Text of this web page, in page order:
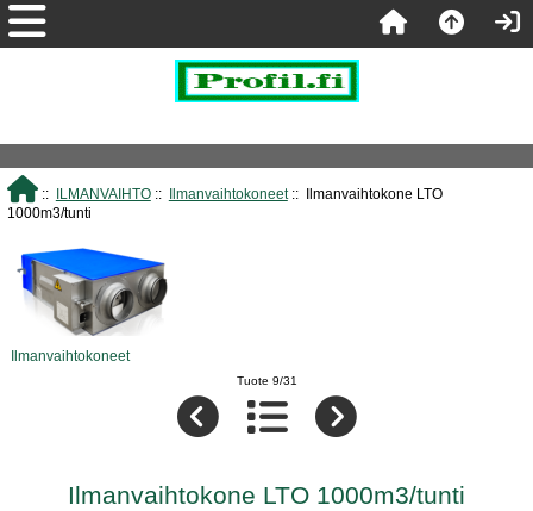
:: ILMANVAIHTO:: Ilmanvaihtokoneet:: Ilmanvaihtokone LTO
1000m3/tunti
Ilmanvaihtokoneet
Tuote 9/31
Ilmanvaihtokone LTO 1000m3/tunti